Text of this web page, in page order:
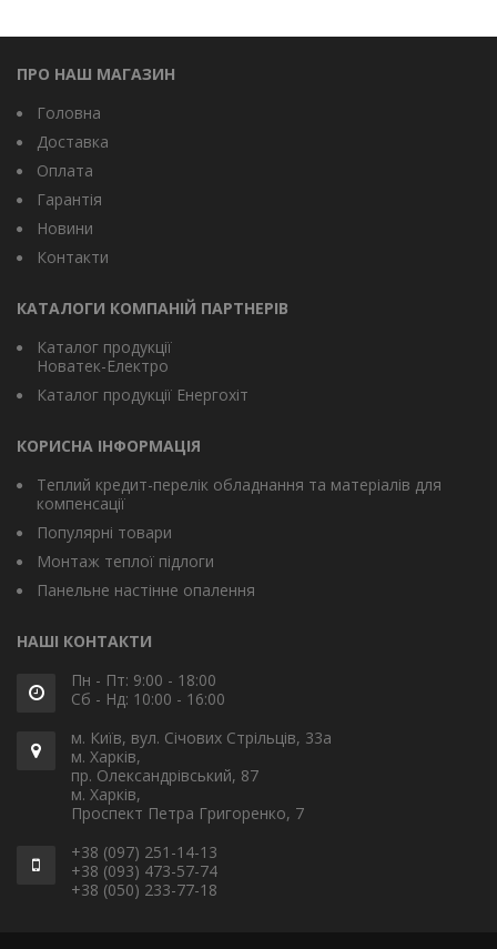
ПРО НАШ МАГАЗИН
Головна
Доставка
Оплата
Гарантія
Новини
Контакти
КАТАЛОГИ КОМПАНІЙ ПАРТНЕРІВ
Каталог продукції
Новатек-Електро
Каталог продукції Енергохіт
КОРИСНА ІНФОРМАЦІЯ
Теплий кредит-перелік обладнання та матеріалів для
компенсації
Популярні товари
Монтаж теплої підлоги
Панельне настінне опалення
НАШІ КОНТАКТИ
Пн - Пт: 9:00 - 18:00
Сб - Нд: 10:00 - 16:00
м. Київ, вул. Січових Стрільців, 33а
м. Харків,
пр. Олександрівський, 87
м. Харків,
Проспект Петра Григоренко, 7
+38 (097) 251-14-13
+38 (093) 473-57-74
+38 (050) 233-77-18